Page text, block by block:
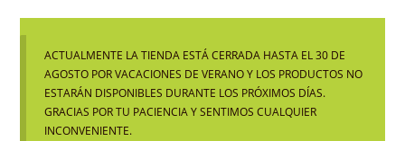
ACTUALMENTE LA TIENDA ESTÁ CERRADA HASTA EL 30 DE
AGOSTO POR VACACIONES DE VERANO Y LOS PRODUCTOS NO
ESTARÁN DISPONIBLES DURANTE LOS PRÓXIMOS DÍAS.
GRACIAS POR TU PACIENCIA Y SENTIMOS CUALQUIER
INCONVENIENTE.